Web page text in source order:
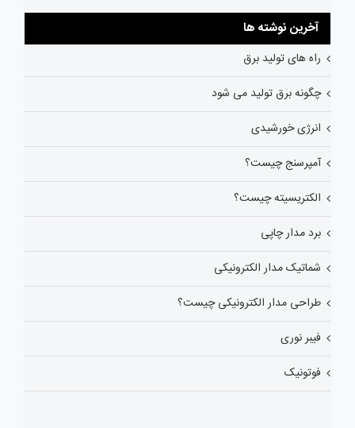
آخرین نوشته ها
راه های تولید برق
چگونه برق تولید می شود
انرژی خورشیدی
آمپرسنج چیست؟
الکتریسیته چیست؟
برد مدار چاپی
شماتیک مدار الکترونیکی
طراحی مدار الکترونیکی چیست؟
فیبر نوری
فوتونیک